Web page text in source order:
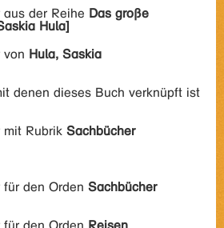
der Reihe Das große
Hula]
von Hula, Saskia
denen dieses Buch verknüpft ist
mit Rubrik Sachbücher
den Orden Sachbücher